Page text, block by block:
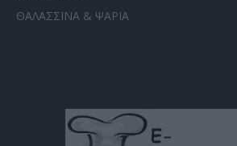
ΘΑΛΑΣΣΙΝΑ & ΨΑΡΙΑ